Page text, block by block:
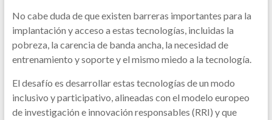
No cabe duda de que existen barreras importantes para la
implantación y acceso a estas tecnologías, incluidas la
pobreza, la carencia de banda ancha, la necesidad de
entrenamiento y soporte y el mismo miedo a la tecnología.
El desafío es desarrollar estas tecnologías de un modo
inclusivo y participativo, alineadas con el modelo europeo
de investigación e innovación responsables (RRI) y que